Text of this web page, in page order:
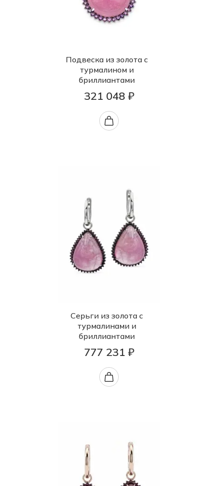
Подвеска из золота с
турмалином и
бриллиантами
321 048 ₽
Серьги из золота с
турмалинами и
бриллиантами
777 231 ₽